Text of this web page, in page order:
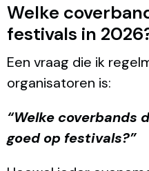
Welke
festivals in
Een vraag die ik
organisatoren is:
“Welke coverbands
goed op festivals?”